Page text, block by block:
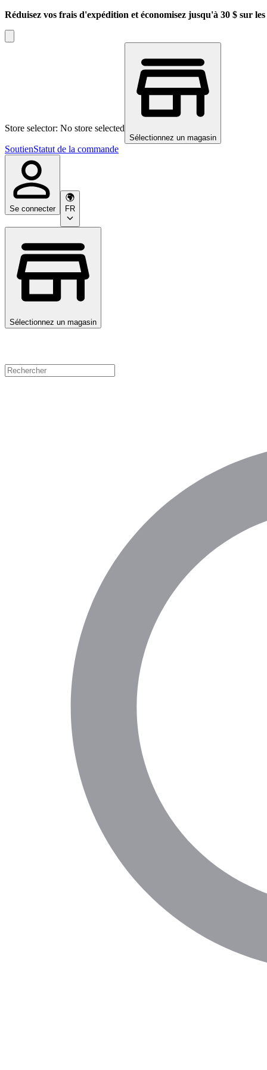
Réduisez vos frais d'expédition et économisez jusqu'à 30 $ sur
Store selector: No store selected
Sélectionnez un magasin
SoutienStatut de la commande
Se connecter FR
Sélectionnez un magasin